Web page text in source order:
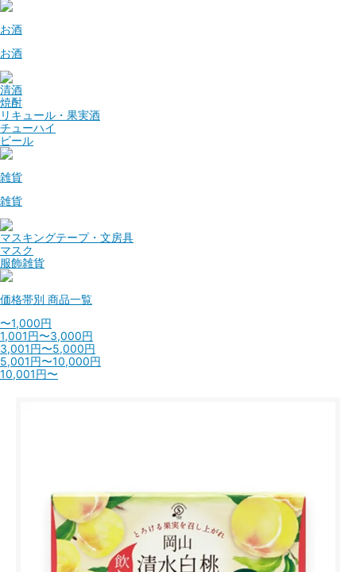
お酒
お酒
清酒
焼酎
リキュール・果実酒
チューハイ
ビール
雑貨
雑貨
マスキングテープ・文房具
マスク
服飾雑貨
価格帯別 商品一覧
〜1,000円
1,001円〜3,000円
3,001円〜5,000円
5,001円〜10,000円
10,001円〜